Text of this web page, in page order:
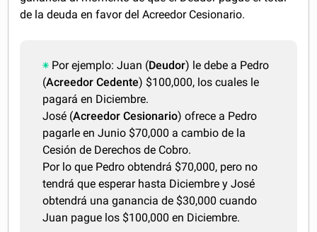
de la deuda en favor del Acreedor Cesionario.
Por ejemplo: Juan (Deudor) le debe a Pedro
(Acreedor Cedente) $100,000, los cuales le
pagará en Diciembre.
José (Acreedor Cesionario) ofrece a Pedro
pagarle en Junio $70,000 a cambio de la
Cesión de Derechos de Cobro.
Por lo que Pedro obtendrá $70,000, pero no
tendrá que esperar hasta Diciembre y José
obtendrá una ganancia de $30,000 cuando
Juan pague los $100,000 en Diciembre.